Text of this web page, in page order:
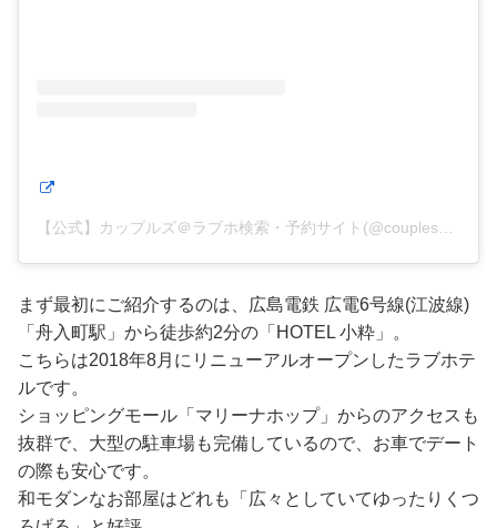
まず最初にご紹介するのは、広島電鉄 広電6号線(江波線)
「舟入町駅」から徒歩約2分の「HOTEL 小粋」。
こちらは2018年8月にリニューアルオープンしたラブホテ
ルです。
ショッピングモール「マリーナホップ」からのアクセスも
抜群で、大型の駐車場も完備しているので、お車でデート
の際も安心です。
和モダンなお部屋はどれも「広々としていてゆったりくつ